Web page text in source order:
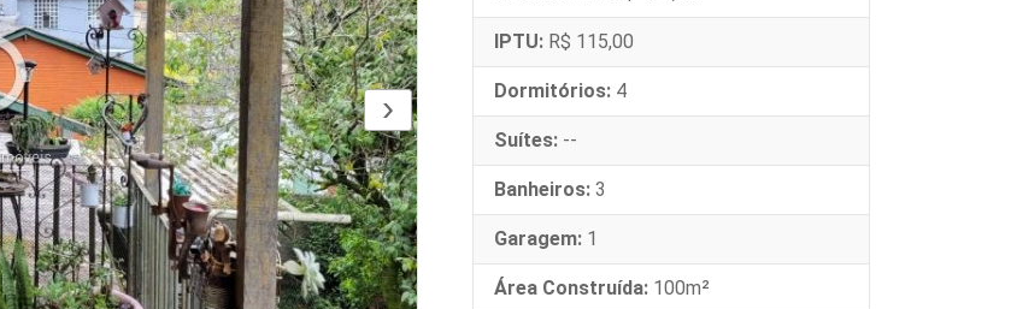
›
IPTU: R$ 115,00
Dormitórios: 4
Suítes: --
Banheiros: 3
Garagem: 1
Área Construída: 100m²